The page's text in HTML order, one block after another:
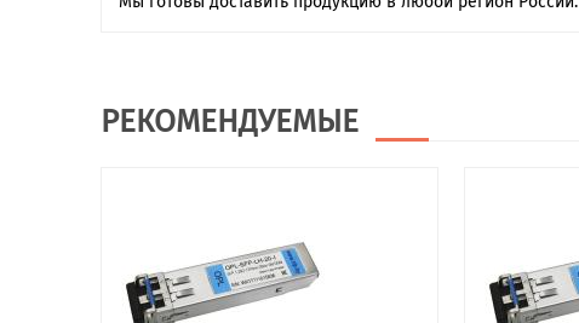
РЕКОМЕНДУЕМЫЕ